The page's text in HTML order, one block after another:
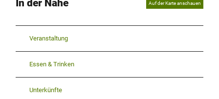
In der Nähe Auf der Karte anschauen
Veranstaltung
Essen & Trinken
Unterkünfte